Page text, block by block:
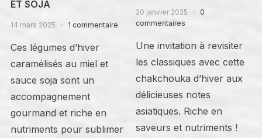
ET SOJA
14 mars 2025 1 commentaire
Ces légumes d’hiver
caramélisés au miel et
sauce soja sont un
accompagnement
gourmand et riche en
nutriments pour sublimer
20 janvier 2025
0
commentaires
Une invitation à revisiter
les classiques avec cette
chakchouka d’hiver aux
délicieuses notes
asiatiques. Riche en
saveurs et nutriments !